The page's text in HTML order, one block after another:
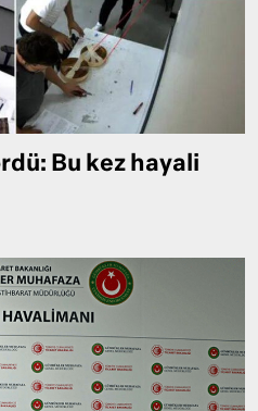
Bu kez hayali